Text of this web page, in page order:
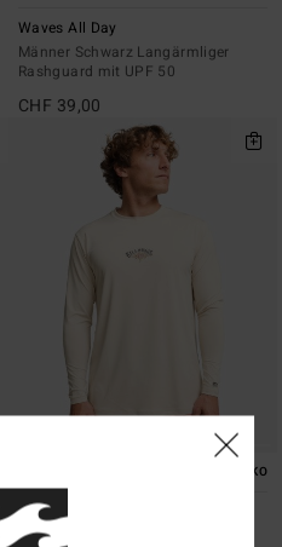
Waves All Day
Männer Schwarz Langärmliger
Rashguard mit UPF 50
CHF 39,00
ÖKO
Solar Flare
Männer Beige Langärmliger